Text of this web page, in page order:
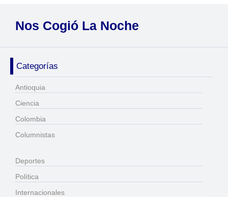
Nos Cogió La Noche
Categorías
Antioquia
Ciencia
Colombia
Columnistas
Deportes
Política
Internacionales